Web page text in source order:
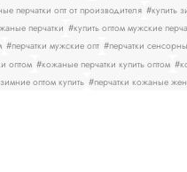
перчатки опт от производителя #купить
перчатки #купить оптом мужские
#перчатки мужские опт #перчатки
оптом #кожаные перчатки купить оптом
оптом купить #перчатки кожаные